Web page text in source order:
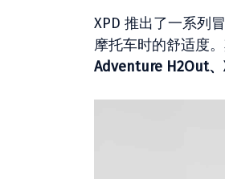
XPD 推出了一系列
摩托车时的舒适度
Adventure H2Out、